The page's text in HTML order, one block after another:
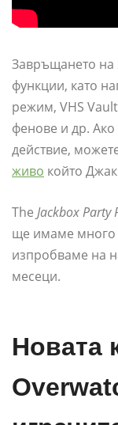
Завръщането на
функции, като
режим, VHS
фенове и др. Ако
действие,
живо който
The Jackbox Party
ще имаме много
изпробваме на
месеци.
Новата